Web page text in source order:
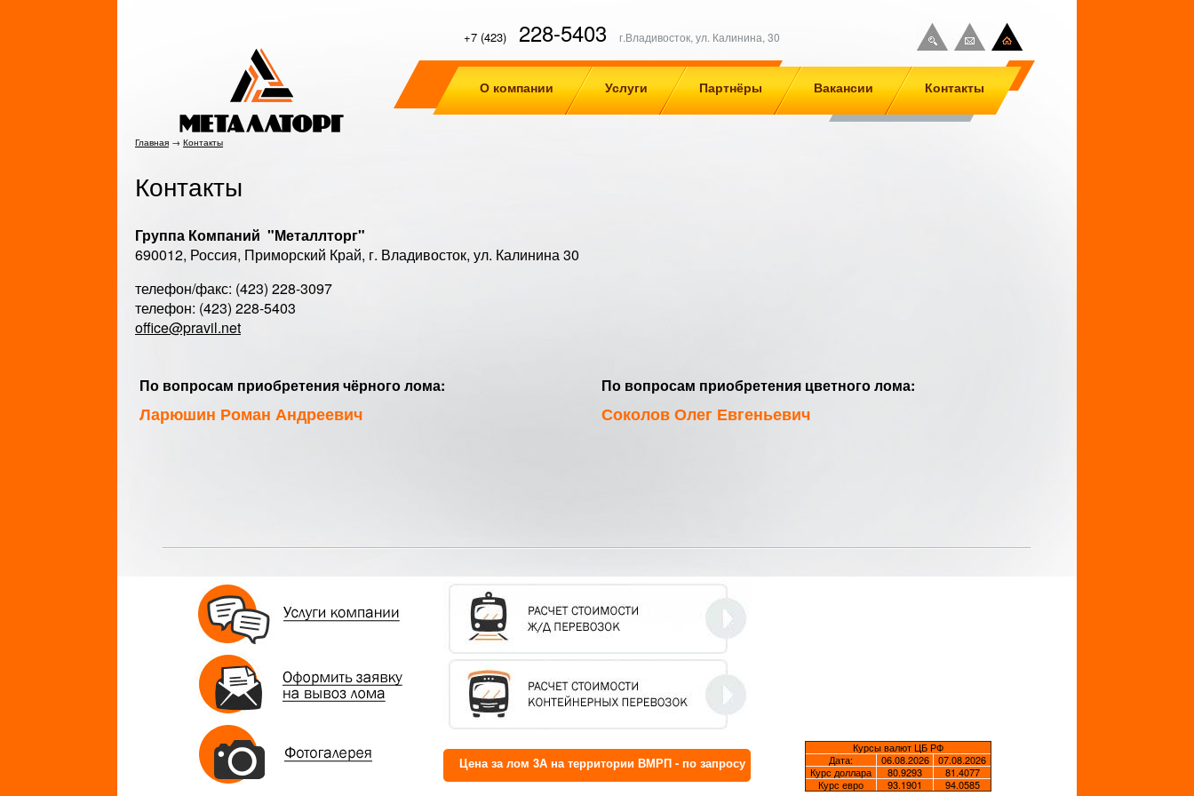
+7 (423) 228-5403 г.Владивосток, ул. Калинина, 30
О компании Услуги Партнёры Вакансии Контакты
Главная → Контакты
Контакты
Группа Компаний "Металлторг"
690012, Россия, Приморский Край, г. Владивосток, ул. Калинина 30
телефон/факс: (423) 228-3097
телефон: (423) 228-5403
office@pravil.net
По вопросам приобретения чёрного лома: По вопросам приобретения цветного лома:
Ларюшин Роман Андреевич Соколов Олег Евгеньевич
Цена за лом 3А на территории ВМРП - по запросу
Курсы валют ЦБ РФ
Дата:
06.08.2026
07.08.2026
Курс доллара
80.9293
81.4077
Курс евро
93.1901 94.0585